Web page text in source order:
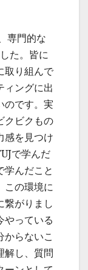
専門的な
た。皆に
取り組んで
ィングに出
のです。実
クビクもの
感を見つけ
で学んだ
学んだこと
この環境に
繋がりまし
やっている
からないこ
解し、質問